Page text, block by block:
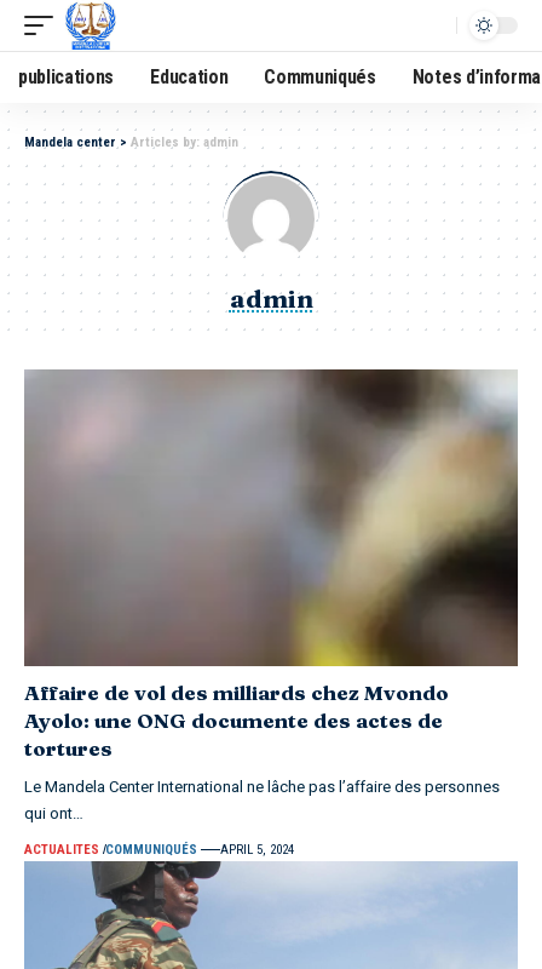
publications Education Communiqués Notes
Mandela center > Articles by: admin
admin
Affaire de vol des milliards chez Mvondo
Ayolo: une ONG documente des actes de
tortures
Le Mandela Center International ne lâche pas l’affaire des personnes
qui ont…
ACTUALITES COMMUNIQUÉS APRIL 5, 2024